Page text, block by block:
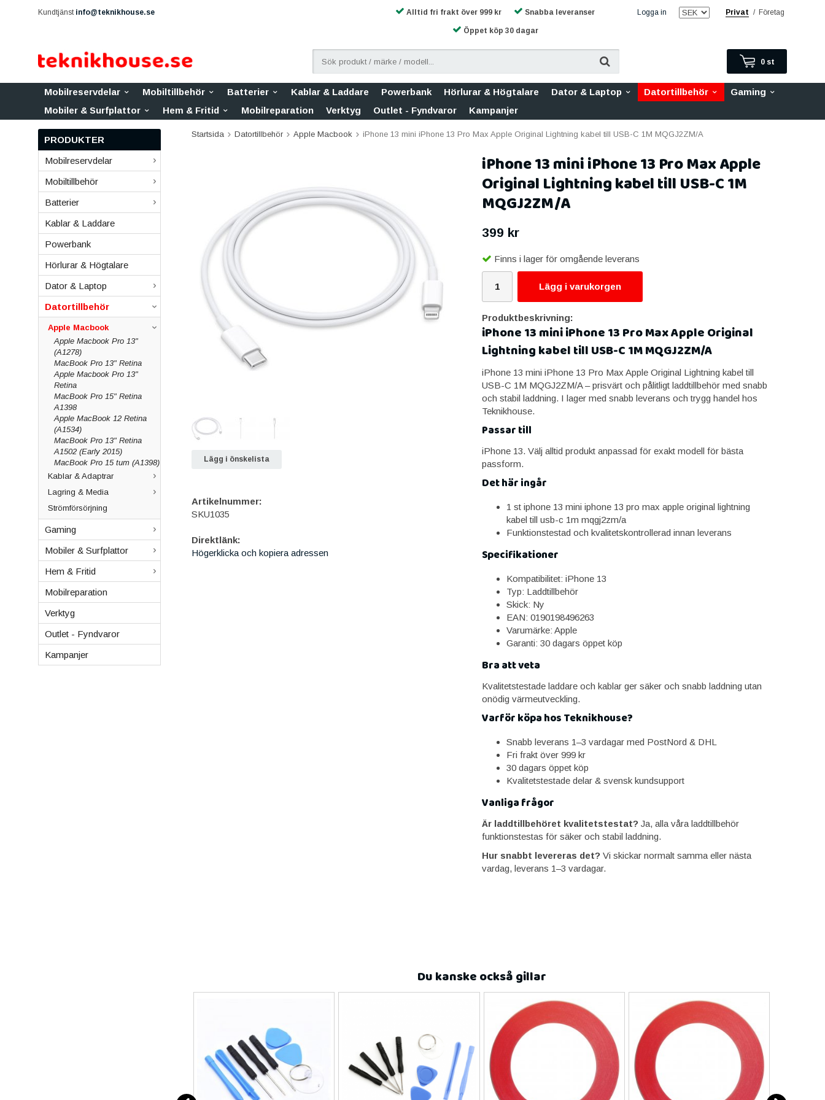
Kundtjänst info@teknikhouse.se Logga in Privat / Företag
Alltid fri frakt över 999 kr Snabba leveranser
Öppet köp 30 dagar
0 st
Mobilreservdelar Mobiltillbehör Batterier Kablar & Laddare Powerbank Hörlurar & Högtalare Dator & Laptop Datortillbehör
Gaming
Mobiler & Surfplattor
Hem & Fritid Mobilreparation Verktyg Outlet - Fyndvaror Kampanjer
PRODUKTER
Mobilreservdelar
Mobiltillbehör
Batterier
Kablar & Laddare
Powerbank
Hörlurar & Högtalare
Dator & Laptop
Datortillbehör
Apple Macbook
Apple Macbook Pro 13"
(A1278)
MacBook Pro 13" Retina
Apple Macbook Pro 13"
Retina
MacBook Pro 15" Retina
A1398
Apple MacBook 12 Retina
(A1534)
MacBook Pro 13" Retina
A1502 (Early 2015)
MacBook Pro 15 tum (A1398)
Kablar & Adaptrar
Lagring & Media
Strömförsörjning
Gaming
Mobiler & Surfplattor
Hem & Fritid
Mobilreparation
Verktyg
Outlet - Fyndvaror
Kampanjer
Startsida Datortillbehör Apple Macbook iPhone 13 mini iPhone 13 Pro Max Apple Original Lightning kabel till USB-C 1M MQGJ2ZM/A
iPhone 13 mini iPhone 13 Pro Max Apple
Original Lightning kabel till USB-C 1M
MQGJ2ZM/A
399 kr
Finns i lager för omgående leverans
Lägg i varukorgen
Produktbeskrivning:
iPhone 13 mini iPhone 13 Pro Max Apple Original
Lightning kabel till USB-C 1M MQGJ2ZM/A
iPhone 13 mini iPhone 13 Pro Max Apple Original Lightning kabel till
USB-C 1M MQGJ2ZM/A – prisvärt och pålitligt laddtillbehör med snabb
och stabil laddning. I lager med snabb leverans och trygg handel hos
Teknikhouse.
Passar till
iPhone 13. Välj alltid produkt anpassad för exakt modell för bästa
passform.
Det här ingår
1 st iphone 13 mini iphone 13 pro max apple original lightning
kabel till usb-c 1m mqgj2zm/a
Funktionstestad och kvalitetskontrollerad innan leverans
Specifikationer
Kompatibilitet: iPhone 13
Typ: Laddtillbehör
Skick: Ny
EAN: 0190198496263
Varumärke: Apple
Garanti: 30 dagars öppet köp
Bra att veta
Kvalitetstestade laddare och kablar ger säker och snabb laddning utan
onödig värmeutveckling.
Varför köpa hos Teknikhouse?
Snabb leverans 1–3 vardagar med PostNord & DHL
Fri frakt över 999 kr
30 dagars öppet köp
Kvalitetstestade delar & svensk kundsupport
Vanliga frågor
Är laddtillbehöret kvalitetstestat? Ja, alla våra laddtillbehör
funktionstestas för säker och stabil laddning.
Hur snabbt levereras det? Vi skickar normalt samma eller nästa
vardag, leverans 1–3 vardagar.
Lägg i önskelista
Artikelnummer:
SKU1035
Direktlänk:
Högerklicka och kopiera adressen
Du kanske också gillar